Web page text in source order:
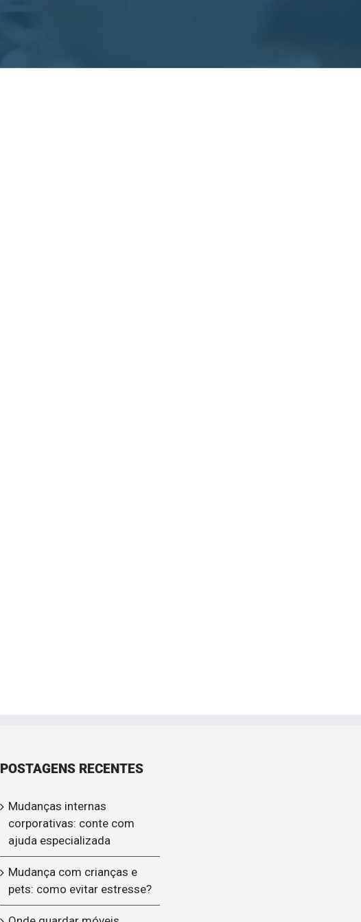
POSTAGENS RECENTES
Mudanças internas
corporativas: conte com
ajuda especializada
Mudança com crianças e
pets: como evitar estresse?